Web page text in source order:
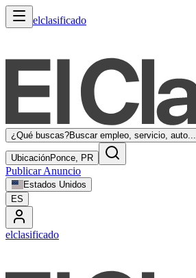
elclasificado
¿Qué buscas?Buscar empleo, servicio, auto...
UbicaciónPonce, PR
Publicar Anuncio
Estados Unidos
ES
elclasificado